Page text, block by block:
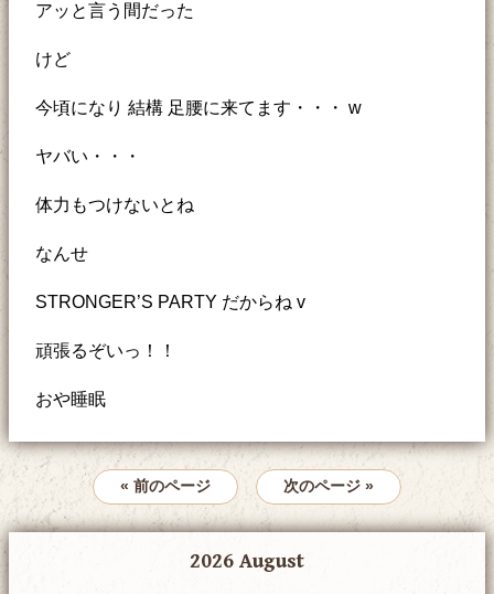
アッと言う間だった
けど
今頃になり 結構 足腰に来てます・・・ w
ヤバい・・・
体力もつけないとね
なんせ
STRONGER’S PARTY だからね v
頑張るぞいっ！！
おや睡眠
« 前のページ 次のページ »
2026 August